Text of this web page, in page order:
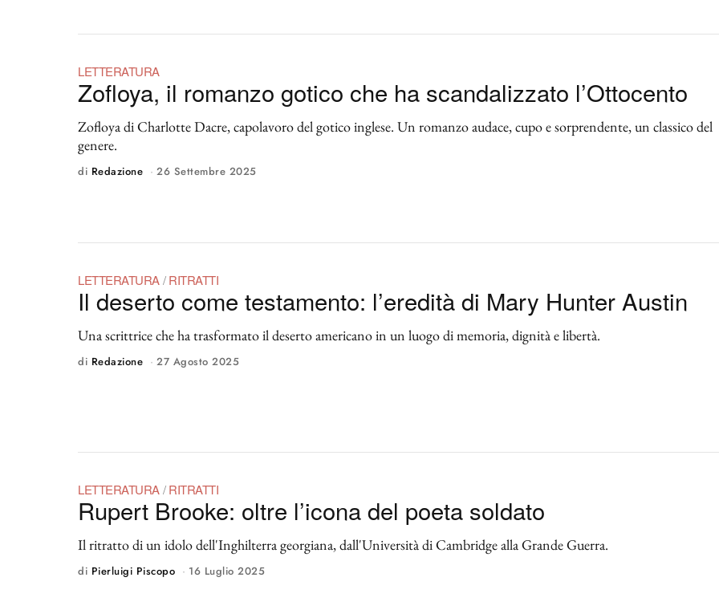
LETTERATURA
Zofloya, il romanzo gotico che ha scandalizzato l’Ottocento
Zofloya di Charlotte Dacre, capolavoro del gotico inglese. Un romanzo audace, cupo e sorprendente, un classico del
genere.
di Redazione 26 Settembre 2025
LETTERATURA / RITRATTI
Il deserto come testamento: l’eredità di Mary Hunter Austin
Una scrittrice che ha trasformato il deserto americano in un luogo di memoria, dignità e libertà.
di Redazione 27 Agosto 2025
LETTERATURA / RITRATTI
Rupert Brooke: oltre l’icona del poeta soldato
Il ritratto di un idolo dell'Inghilterra georgiana, dall'Università di Cambridge alla Grande Guerra.
di Pierluigi Piscopo 16 Luglio 2025